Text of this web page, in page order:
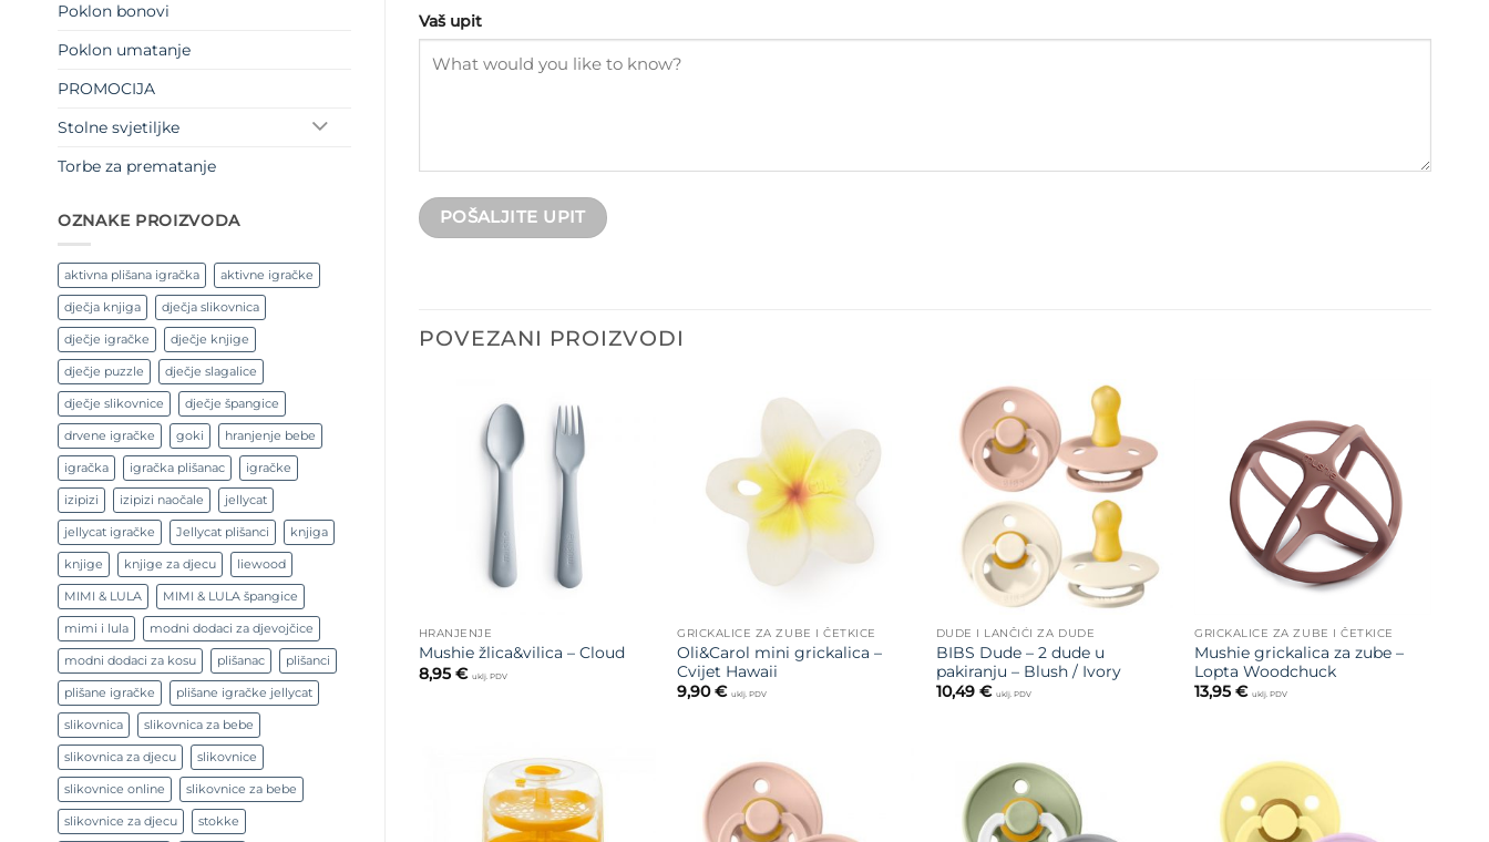
Poklon bonovi
Poklon umatanje
PROMOCIJA
Stolne svjetiljke
Torbe za prematanje
OZNAKE PROIZVODA
aktivna plišana igračka aktivne igračke
dječja knjiga dječja slikovnica
dječje igračke dječje knjige
dječje puzzle dječje slagalice
dječje slikovnice dječje špangice
drvene igračke goki hranjenje bebe
igračka igračka plišanac igračke
izipizi izipizi naočale jellycat
jellycat igračke Jellycat plišanci knjiga
knjige knjige za djecu liewood
MIMI & LULA MIMI & LULA špangice
mimi i lula modni dodaci za djevojčice
modni dodaci za kosu plišanac plišanci
plišane igračke plišane igračke jellycat
slikovnica slikovnica za bebe
slikovnica za djecu slikovnice
slikovnice online slikovnice za bebe
slikovnice za djecu stokke
Vaš upit
POVEZANI PROIZVODI
HRANJENJE
Mushie žlica&vilica – Cloud
8,95 € uklj. PDV
Dodajte
želja
GRICKALICE ZA ZUBE I ČETKICE
Oli&Carol mini grickalica –
Cvijet Hawaii
9,90€ uklj. PDV
Dodajte
na listu
želja
DUDE I LANČIĆI ZA DUDE
BIBS Dude – 2 dude u
pakiranju – Blush / Ivory
10,49 € uklj. PDV
Dodajte
na listu
želja
GRICKALICE ZA ZUBE I ČETKICE
Mushie grickalica za zube –
Lopta Woodchuck
13,95€ uklj. PDV
Dodajte
na listu
želja